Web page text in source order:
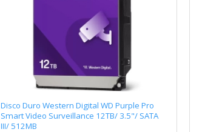
Disco Duro Western Digital WD Purple Pro
Smart Video Surveillance 12TB/ 3.5"/ SATA
III/ 512MB